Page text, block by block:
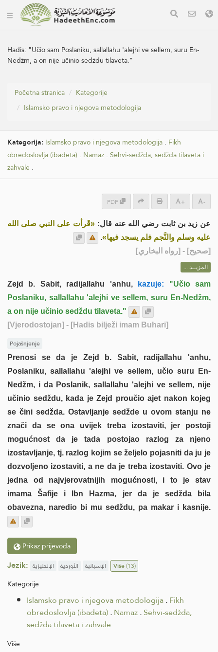
Hadis: "Učio sam Poslaniku, sallallahu 'alejhi ve sellem, suru En-
Nedžm, a on nije učinio sedždu tilaveta."
Početna stranica
Kategorije
Islamsko pravo i njegova metodologija
Kategorija: Islamsko pravo i njegova metodologija . Fikh
obredoslovlja (ibadeta) . Namaz . Sehvi-sedžda, sedžda tilaveta i
zahvale .
PDF + -
عن زيد بن ثابت رضي الله عنه قال:«قَرأت على النبي صلى الله
عليه وسلم والنَّجم فلم يسجد فيها».
[صحيح] - [رواه البخاري]
المزيــد ...
Zejd b. Sabit, radijallahu 'anhu,kazuje:
"Učio sam
Poslaniku, sallallahu 'alejhi ve sellem, suru En-Nedžm,
a on nije učinio sedždu tilaveta."
[Vjerodostojan] - [Hadis bilježi imam Buhari]
Pojašnjenje
Prenosi se da je Zejd b. Sabit, radijallahu 'anhu,
Poslaniku, sallallahu 'alejhi ve sellem, učio suru En-
Nedžm, i da Poslanik, sallallahu 'alejhi ve sellem, nije
učinio sedždu, kada je Zejd proučio ajet nakon kojeg
se čini sedžda. Ostavljanje sedžde u ovom stanju ne
znači da se ona uvijek treba izostaviti, jer postoji
mogućnost da je tada postojao razlog za njeno
izostavljanje, tj. razlog kojim se željelo pojasniti da ju je
dozvoljeno izostaviti, a ne da je treba izostaviti. Ovo je
jedna od najvjerovatnijih mogućnosti, i to je stav
imama Šafije i Ibn Hazma, jer da je sedžda bila
obavezna, naredio bi mu sedždu, pa makar i kasnije.
Prikaz prijevoda
Jezik: الإنجليزية الأوردية الإسبانية Više(13)
Kategorije
Islamsko pravo i njegova metodologija.Fikh
obredoslovlja (ibadeta).Namaz.Sehvi-sedžda,
sedžda tilaveta i zahvale
Više